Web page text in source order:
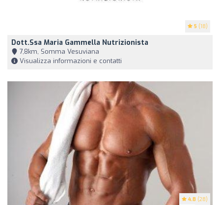
5 (18)
Dott.ssa Maria Gammella Nutrizionista
7,8km, Somma Vesuviana
Visualizza informazioni e contatti
4.8 (28)